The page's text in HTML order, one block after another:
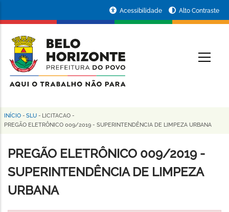
conteúdo
principal
da
Prefeitura
de
Horizonte
Acessibilidade Alto Contraste
Trilha
navegação
INÍCIO - SLU - LICITACAO -
PREGÃO ELETRÔNICO 009/2019 - SUPERINTENDÊNCIA DE LIMPEZA URBANA
PREGÃO ELETRÔNICO 009/2019 -
SUPERINTENDÊNCIA DE LIMPEZA
URBANA